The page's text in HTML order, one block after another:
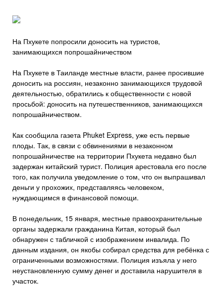
На Пхукете попросили доносить на туристов,
занимающихся попрошайничеством
На Пхукете в Таиланде местные власти, ранее просившие
доносить на россиян, незаконно занимающихся трудовой
деятельностью, обратились к общественности с новой
просьбой: доносить на путешественников, занимающихся
попрошайничеством.
Как сообщила газета Phuket Express, уже есть первые
плоды. Так, в связи с обвинениями в незаконном
попрошайничестве на территории Пхукета недавно был
задержан китайский турист. Полиция арестовала его после
того, как получила уведомление о том, что он выпрашивал
деньги у прохожих, представляясь человеком,
нуждающимся в финансовой помощи.
В понедельник, 15 января, местные правоохранительные
органы задержали гражданина Китая, который был
обнаружен с табличкой с изображением инвалида. По
данным издания, он якобы собирал средства для ребёнка с
ограниченными возможностями. Полиция изъяла у него
неустановленную сумму денег и доставила нарушителя в
участок.